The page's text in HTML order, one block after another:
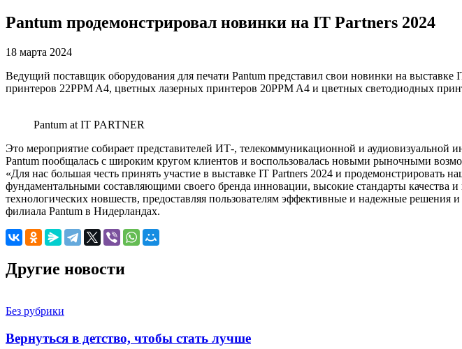
Pantum продемонстрировал новинки на IT Partners 2024
18 марта 2024
Ведущий поставщик оборудования для печати Pantum представил свои новинки на
принтеров 22PPM A4, цветных лазерных принтеров 20PPM A4 и цветных светодиодных
Pantum at IT PARTNER
Это мероприятие собирает представителей ИТ-, телекоммуникационной и
Pantum пообщалась с широким кругом клиентов и воспользовалась новыми рыночными
«Для нас большая честь принять участие в выставке IT Partners 2024 и
фундаментальными составляющими своего бренда инновации, высокие стандарты качества
технологических новшеств, предоставляя пользователям эффективные и надежные решения
филиала Pantum в Нидерландах.
Другие новости
Без рубрики
Вернуться в детство, чтобы стать лучше